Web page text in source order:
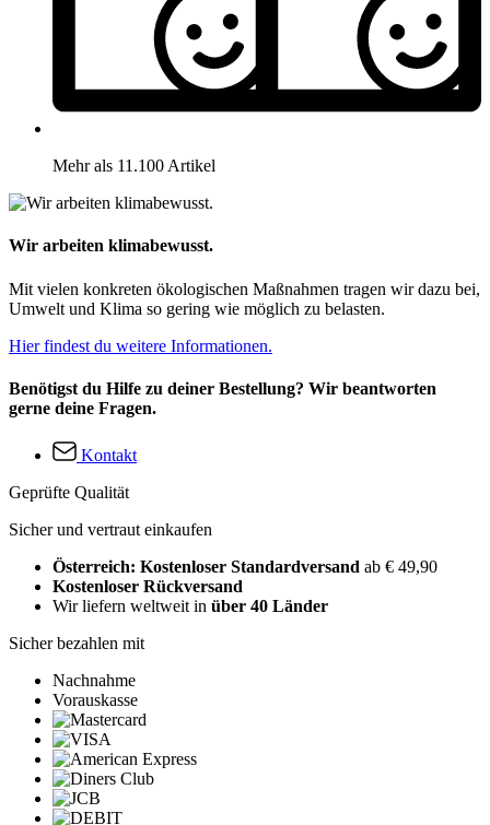
Mehr als 11.100 Artikel
Wir arbeiten klimabewusst.
Mit vielen konkreten ökologischen Maßnahmen tragen wir dazu bei,
Umwelt und Klima so gering wie möglich zu belasten.
Hier findest du weitere Informationen.
Benötigst du Hilfe zu deiner Bestellung? Wir beantworten
gerne deine Fragen.
Kontakt
Geprüfte Qualität
Sicher und vertraut einkaufen
Österreich: Kostenloser Standardversand ab € 49,90
Kostenloser Rückversand
Wir liefern weltweit in über 40 Länder
Sicher bezahlen mit
Nachnahme
Vorauskasse